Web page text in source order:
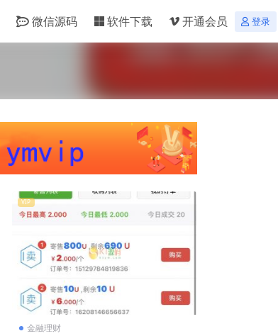
微信源码 软件下载 开通会员 登录
VIP
金融理财